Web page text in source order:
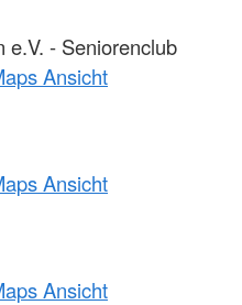
e.V. - Seniorenclub
Ansicht
Ansicht
Ansicht